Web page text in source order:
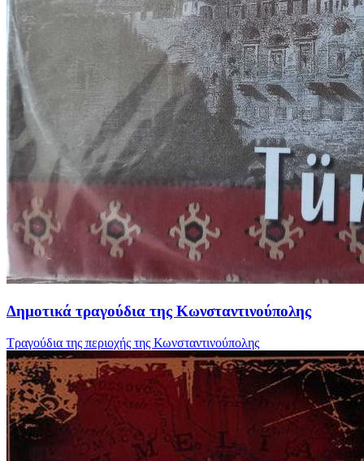
Δημοτικά τραγούδια της Κωνσταντινούπολης
Τραγούδια της περιοχής της Κωνσταντινούπολης